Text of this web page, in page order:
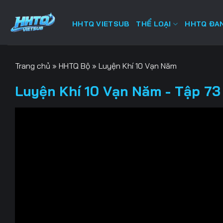
HHTQ VIETSUB THỂ LOẠI HHTQ
Trang chủ » HHTQ Bộ » Luyện Khí 10 Vạn Năm
Luyện Khí 10 Vạn Năm - Tập